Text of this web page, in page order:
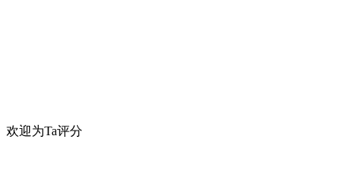
欢迎为Ta评分